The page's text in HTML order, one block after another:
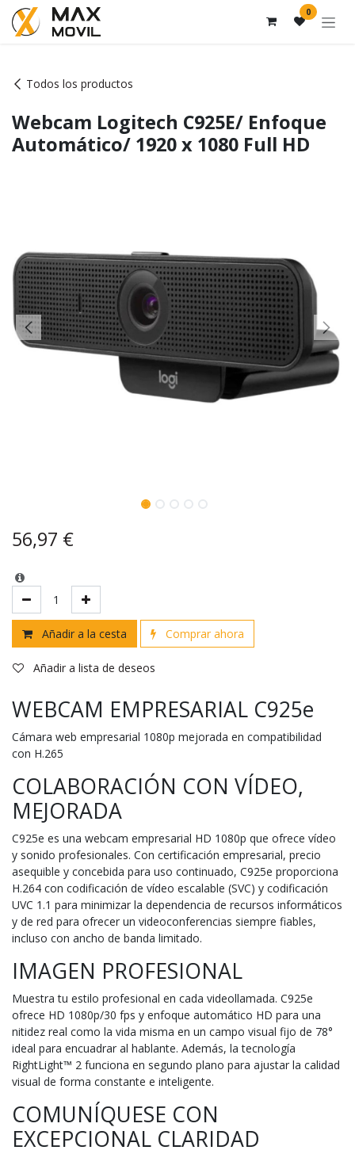
Ir al contenido 0
Todos los productos
Webcam Logitech C925E/ Enfoque
Automático/ 1920 x 1080 Full HD
56,97 €
Añadir a la cesta Comprar ahora
Añadir a lista de deseos
WEBCAM EMPRESARIAL C925e
Cámara web empresarial 1080p mejorada en compatibilidad
con H.265
COLABORACIÓN CON VÍDEO,
MEJORADA
C925e es una webcam empresarial HD 1080p que ofrece vídeo
y sonido profesionales. Con certificación empresarial, precio
asequible y concebida para uso continuado, C925e proporciona
H.264 con codificación de vídeo escalable (SVC) y codificación
UVC 1.1 para minimizar la dependencia de recursos informáticos
y de red para ofrecer un videoconferencias siempre fiables,
incluso con ancho de banda limitado.
IMAGEN PROFESIONAL
Muestra tu estilo profesional en cada videollamada. C925e
ofrece HD 1080p/30 fps y enfoque automático HD para una
nitidez real como la vida misma en un campo visual fijo de 78°
ideal para encuadrar al hablante. Además, la tecnología
RightLight™ 2 funciona en segundo plano para ajustar la calidad
visual de forma constante e inteligente.
COMUNÍQUESE CON
EXCEPCIONAL CLARIDAD